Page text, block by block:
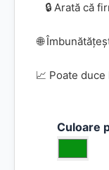
🔒 Arată că
🌐
📈 Poate duce
Culoare